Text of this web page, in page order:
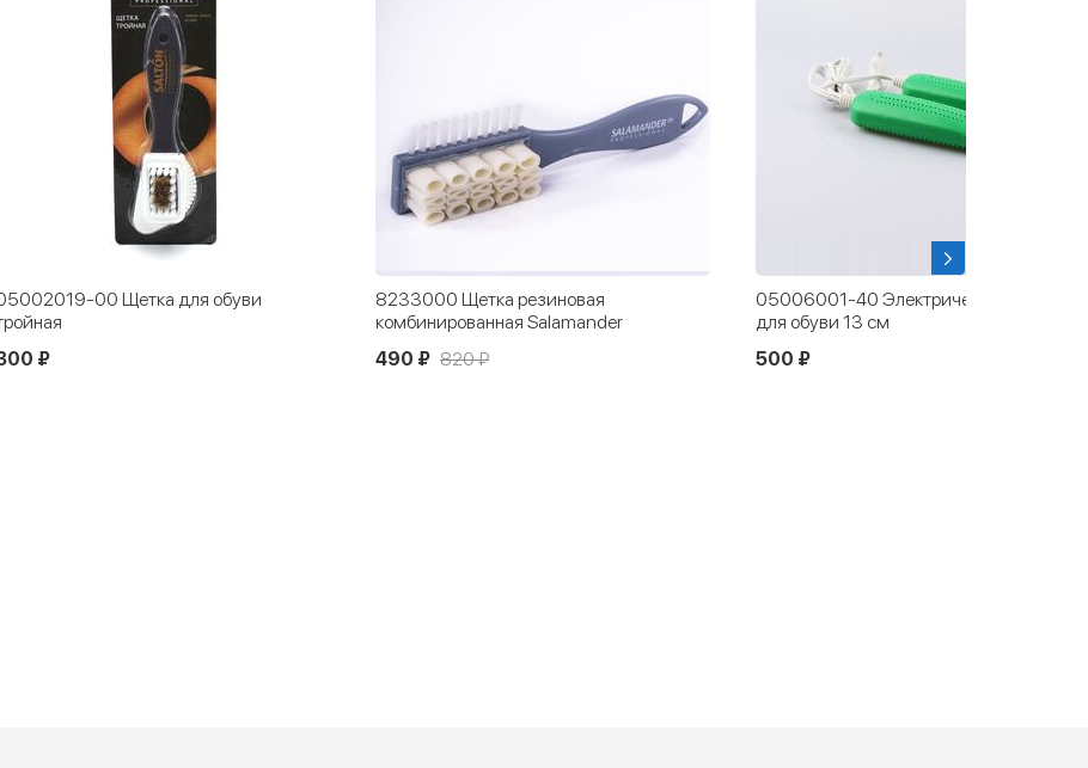
8233000 Щетка резиновая
комбинированная Salamander
490 ₽
05006001-40 Электрическая сушилка
для обуви 13 см
500 ₽
05006003-00 Сушилка для обуви
Тимсон (детская ультрафиолетовая)
2 640 ₽